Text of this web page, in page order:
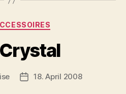
Kategorien
Veröffentlichungsdatum
18. April 2008